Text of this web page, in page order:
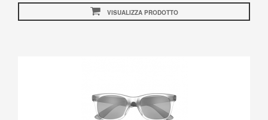
VISUALIZZA PRODOTTO